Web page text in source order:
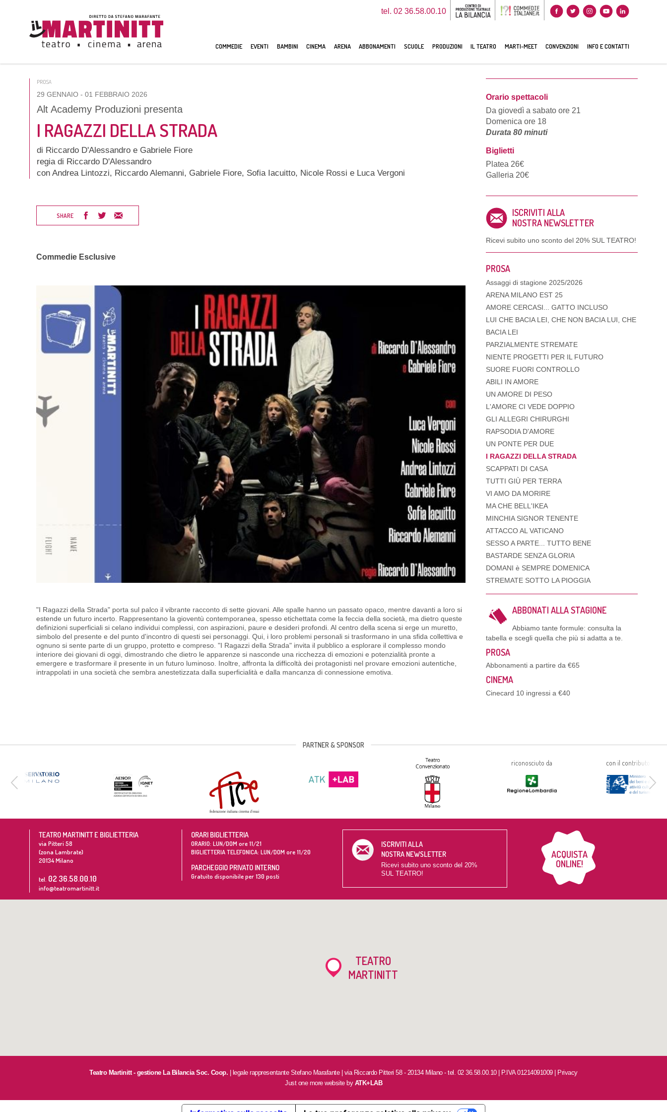
tel. 02 36.58.00.10
COMMEDIE EVENTI BAMBINI CINEMA ARENA ABBONAMENTI SCUOLE PRODUZIONI IL TEATRO MARTI-MEET CONVENZIONI INFO E CONTATTI
PROSA
29 GENNAIO- 01 FEBBRAIO 2026
Alt Academy Produzioni presenta
I RAGAZZI DELLA STRADA
di Riccardo D'Alessandro e Gabriele Fiore
regia di Riccardo D'Alessandro
con Andrea Lintozzi, Riccardo Alemanni, Gabriele Fiore, Sofia Iacuitto, Nicole Rossi e Luca Vergoni
SHARE
Commedie Esclusive
"I Ragazzi della Strada" porta sul palco il vibrante racconto di sette giovani. Alle spalle hanno un passato opaco, mentre davanti a loro si
estende un futuro incerto. Rappresentano la gioventùcontemporanea, spesso etichettata come lafeccia della società, ma dietro queste
definizioni superficiali si celano individui complessi, con aspirazioni, paure e desideri profondi. Al centro della scena si erge un muretto,
simbolo del presente e del punto d'incontro di questi sei personaggi. Qui, i loro problemi personali si trasformano in una sfida collettiva e
ognuno si sente parte di un gruppo, protetto e compreso. "I Ragazzi della Strada" invita il pubblico a esplorare il complesso mondo
interiore dei giovani di oggi, dimostrando che dietro le apparenze si nasconde una ricchezza di emozioni e potenzialità pronte a
emergere e trasformare il presente in un futuro luminoso. Inoltre, affronta la difficoltà dei protagonisti nel provare emozioni autentiche,
intrappolati in una società che sembra anestetizzata dalla superficialità e dalla mancanza di connessione emotiva.
Orario spettacoli
Da giovedì a sabato ore 21
Domenica ore 18
Durata 80 minuti
Biglietti
Platea 26€
Galleria 20€
ISCRIVITI ALLA
NOSTRA NEWSLETTER
Ricevi subito uno sconto del 20% SUL TEATRO!
PROSA
Assaggi di stagione 2025/2026
ARENA MILANO EST 25
AMORE CERCASI... GATTO INCLUSO
LUI CHE BACIA LEI, CHE NON BACIA LUI, CHE
BACIA LEI
PARZIALMENTE STREMATE
NIENTE PROGETTI PER IL FUTURO
SUORE FUORI CONTROLLO
ABILI IN AMORE
UN AMORE DI PESO
L'AMORE CI VEDE DOPPIO
GLI ALLEGRI CHIRURGHI
RAPSODIA D'AMORE
UN PONTE PER DUE
I RAGAZZI DELLA STRADA
SCAPPATI DI CASA
TUTTI GIÙ PER TERRA
VI AMO DA MORIRE
MA CHE BELL'IKEA
MINCHIA SIGNOR TENENTE
ATTACCO AL VATICANO
SESSO A PARTE... TUTTO BENE
BASTARDE SENZA GLORIA
DOMANI è SEMPRE DOMENICA
STREMATE SOTTO LA PIOGGIA
ABBONATI ALLA STAGIONE
Abbiamo tante formule: consulta la
tabella e scegli quella che più si adatta a te.
PROSA
Abbonamenti a partire da €65
CINEMA
Cinecard 10 ingressi a €40
PARTNER & SPONSOR
riconosciuto da con il contributo di
TEATRO MARTINITT E BIGLIETTERIA
via Pitteri 58
(zona Lambrate)
20134Milano
tel. 02 36.58.00.10
info@teatromartinitt.it
ORARI BIGLIETTERIA
ORARIO: LUN/DOM ore 11/21
BIGLIETTERIA TELEFONICA: LUN/DOM ore 11/20
PARCHEGGIO PRIVATO INTERNO
Gratuito disponibile per 130 posti
ISCRIVITI ALLA
NOSTRA NEWSLETTER
Ricevi subito uno sconto del 20%
SUL TEATRO!
ACQUISTA
ONLINE!
TEATRO
MARTINITT
Teatro Martinitt - gestione La Bilancia Soc. Coop. | legale rappresentante Stefano Marafante | via Riccardo Pitteri 58 - 20134 Milano - tel. 02 36.58.00.10 | P.IVA 01214091009 |
Privacy
Just one more website by ATK+LAB